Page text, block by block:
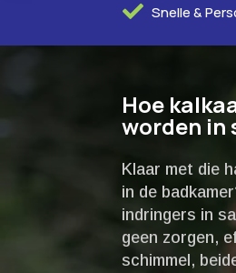
 Snelle &
Hoe
worden
Klaar met die
in de
indringers in
geen zorgen,
schimmel,